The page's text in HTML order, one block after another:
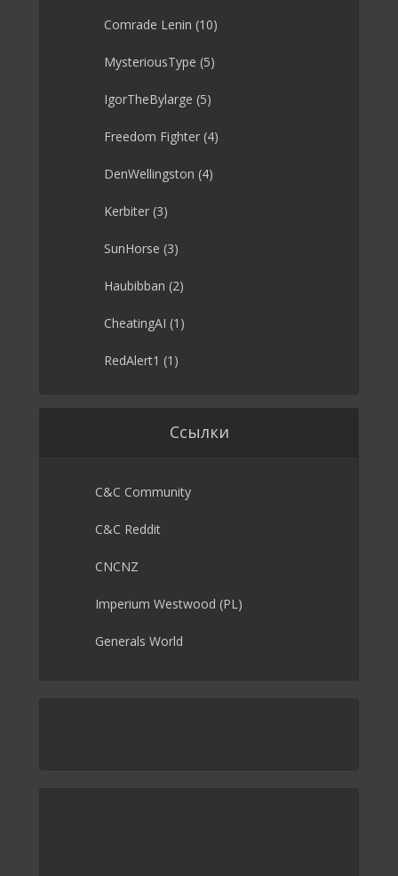
Comrade Lenin (10)
MysteriousType (5)
IgorTheBylarge (5)
Freedom Fighter (4)
DenWellingston (4)
Kerbiter (3)
SunHorse (3)
Haubibban (2)
CheatingAI (1)
RedAlert1 (1)
Ссылки
C&C Community
C&C Reddit
CNCNZ
Imperium Westwood (PL)
Generals World